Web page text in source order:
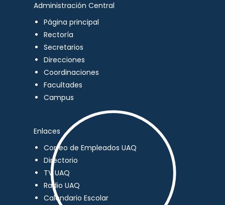
Administración Central
Página principal
Rectoría
Secretarios
Direcciones
Coordinaciones
Facultades
Campus
Enlaces
Correo de Empleados UAQ
Directorio
TV UAQ
Radio UAQ
Calendario Escolar